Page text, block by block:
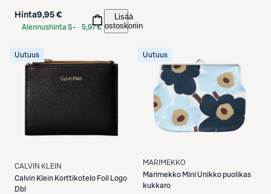
Hinta9,95 €
Alennushinta S-
5,97 €
Lisää
ostoskoriin
Uutuus
CALVIN KLEIN
Calvin Klein Korttikotelo Foil Logo
Dbl
Uutuus
MARIMEKKO
Marimekko Mini Unikko puolikas
kukkaro